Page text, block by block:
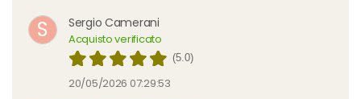
S Sergio Camerani
Acquisto verificato
(5.0)
20/05/2026 07:29:53